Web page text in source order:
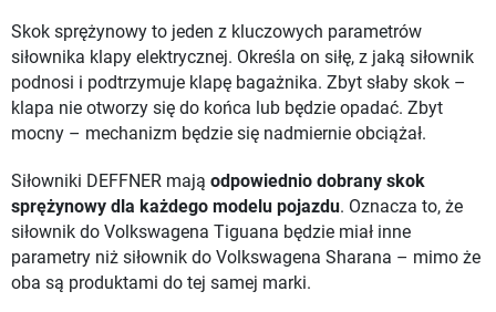
Skok sprężynowy to jeden z kluczowych parametrów
siłownika klapy elektrycznej. Określa on siłę, z jaką siłownik
podnosi i podtrzymuje klapę bagażnika. Zbyt słaby skok –
klapa nie otworzy się do końca lub będzie opadać. Zbyt
mocny – mechanizm będzie się nadmiernie obciążał.
Siłowniki DEFFNER mają odpowiednio dobrany skok
sprężynowy dla każdego modelu pojazdu. Oznacza to, że
siłownik do Volkswagena Tiguana będzie miał inne
parametry niż siłownik do Volkswagena Sharana – mimo że
oba są produktami do tej samej marki.